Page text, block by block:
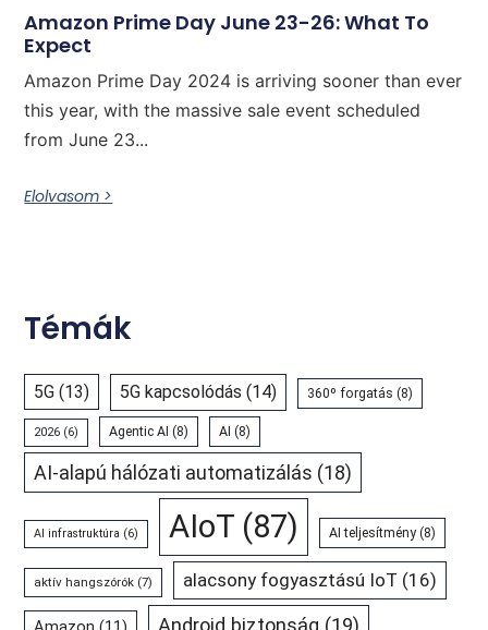
Amazon Prime Day June 23-26: What To
Expect
Amazon Prime Day 2024 is arriving sooner than ever
this year, with the massive sale event scheduled
from June 23...
Elolvasom >
Témák
5G (13) 5G kapcsolódás (14) 360º forgatás (8)
2026 (6) Agentic AI (8) AI (8)
AI-alapú hálózati automatizálás (18)
AI infrastruktúra (6) AIoT (87) AI teljesítmény (8)
aktív hangszórók (7) alacsony fogyasztású IoT (16)
Android biztonság (19)